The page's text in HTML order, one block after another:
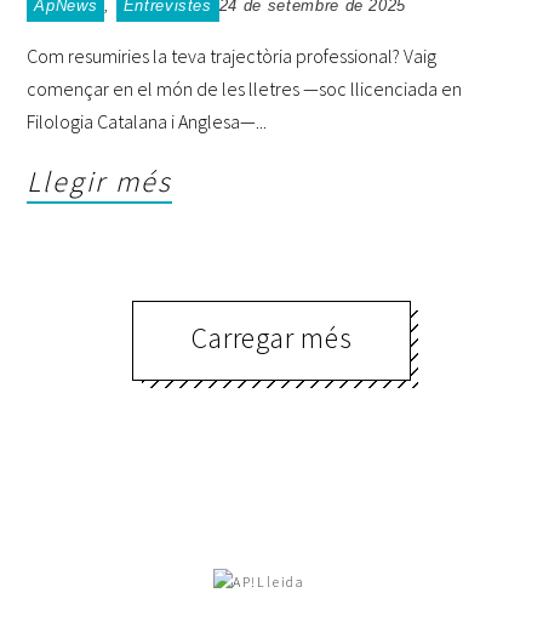
ApNews , Entrevistes 24 de setembre de 2025
Com resumiries la teva trajectòria professional? Vaig
començar en el món de les lletres —soc llicenciada en
Filologia Catalana i Anglesa—
Llegir més
Carregar més